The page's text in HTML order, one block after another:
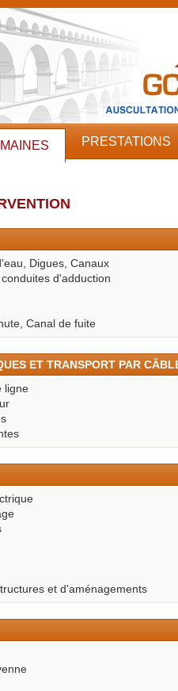
PRESTATIONS
Digues, Canaux
d'adduction
Canal de fuite
ET TRANSPORT PAR
ligne
et d'aménagements